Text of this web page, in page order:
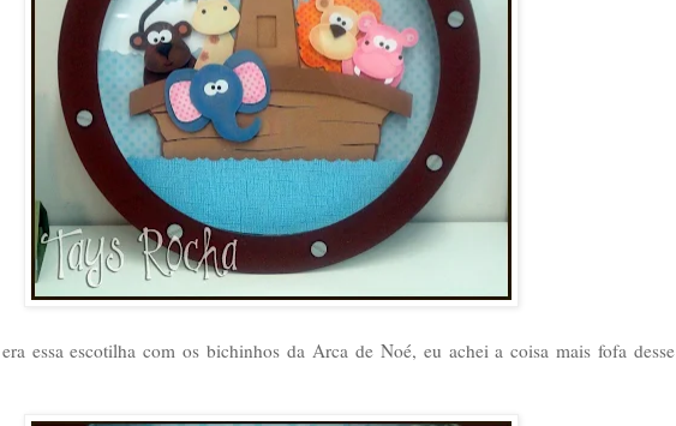
essa escotilha com os bichinhos da Arca de Noé, eu achei a coisa mais fofa desse